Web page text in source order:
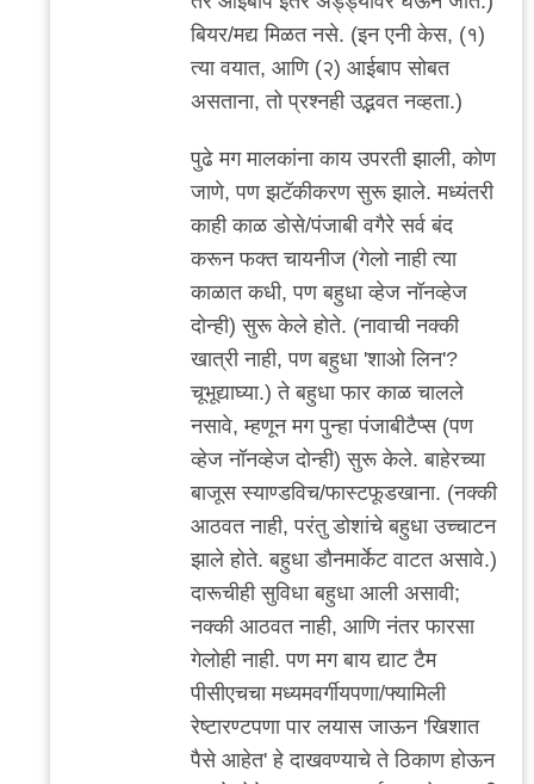
बियर/मद्य मिळत नसे. (इन एनी केस, (१)
त्या वयात, आणि (२) आईबाप सोबत
असताना, तो प्रश्नही उद्भवत नव्हता.)
पुढे मग मालकांना काय उपरती झाली, कोण
जाणे, पण झटॅकीकरण सुरू झाले. मध्यंतरी
काही काळ डोसे/पंजाबी वगैरे सर्व बंद
करून फक्त चायनीज (गेलो नाही त्या
काळात कधी, पण बहुधा व्हेज नॉनव्हेज
दोन्ही) सुरू केले होते. (नावाची नक्की
खात्री नाही, पण बहुधा 'शाओ लिन'?
चूभूद्याघ्या.) ते बहुधा फार काळ चालले
नसावे, म्हणून मग पुन्हा पंजाबीटैप्स (पण
व्हेज नॉनव्हेज दोन्ही) सुरू केले. बाहेरच्या
बाजूस स्याण्डविच/फास्टफूडखाना. (नक्की
आठवत नाही, परंतु डोशांचे बहुधा उच्चाटन
झाले होते. बहुधा डौनमार्केट वाटत असावे.)
दारूचीही सुविधा बहुधा आली असावी;
नक्की आठवत नाही, आणि नंतर फारसा
गेलोही नाही. पण मग बाय द्याट टैम
पीसीएचचा मध्यमवर्गीयपणा/फ्यामिली
रेष्टारण्टपणा पार लयास जाऊन 'खिशात
पैसे आहेत' हे दाखवण्याचे ते ठिकाण होऊन